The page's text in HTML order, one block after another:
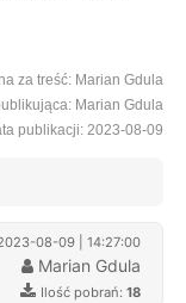
za treść: Marian Gdula
Marian Gdula
publikacji: 2023-08-09
08-09 | 14:27:00
Marian Gdula
Ilość pobrań:18